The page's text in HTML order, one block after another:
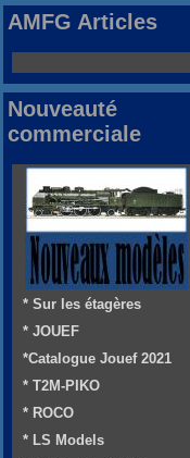
AMFG Articles
Nouveauté
commerciale
* Sur les étagères
* JOUEF
*Catalogue Jouef 2021
* T2M-PIKO
* ROCO
* LS Models